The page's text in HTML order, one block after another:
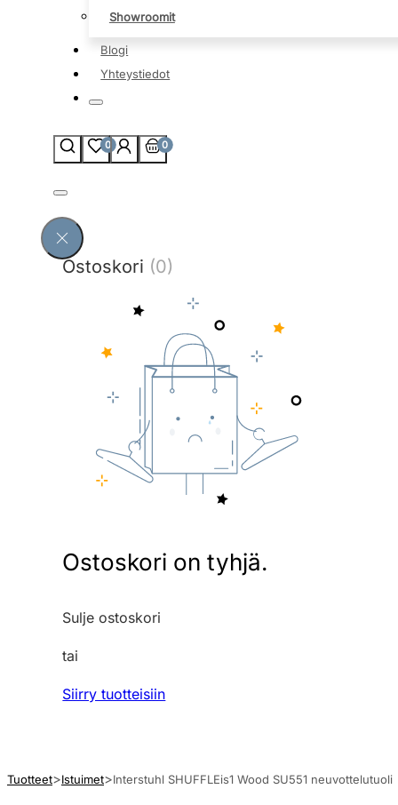
Showroomit
Blogi
Yhteystiedot
0 0
Ostoskori (0)
Ostoskori on tyhjä.
Sulje ostoskori
tai
Siirry tuotteisiin
Tuotteet Istuimet Interstuhl SHUFFLEis1 Wood SU551 neuvottelutuoli